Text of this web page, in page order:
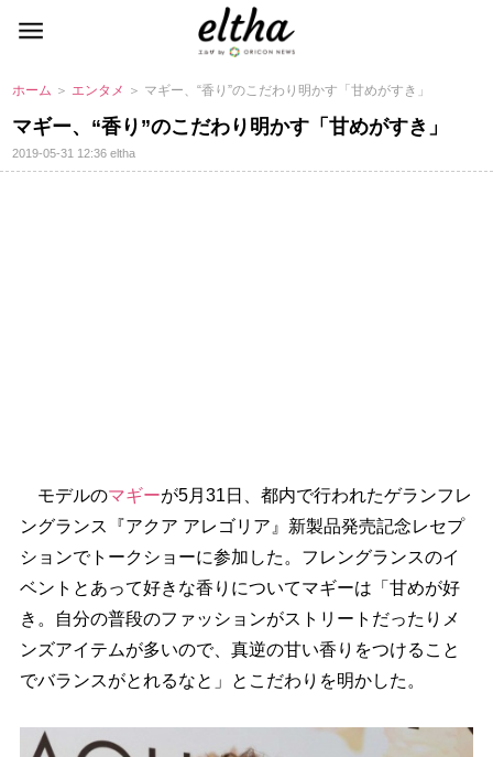
ホーム ＞ エンタメ ＞ マギー、“香り”のこだわり明かす「甘めがすき」
マギー、“香り”のこだわり明かす「甘めがすき」
2019-05-31 12:36eltha
モデルのマギーが5月31日、都内で行われたゲランフレ
ングランス『アクア アレゴリア』新製品発売記念レセプ
ションでトークショーに参加した。フレングランスのイ
ベントとあって好きな香りについてマギーは「甘めが好
き。自分の普段のファッションがストリートだったりメ
ンズアイテムが多いので、真逆の甘い香りをつけること
でバランスがとれるなと」とこだわりを明かした。